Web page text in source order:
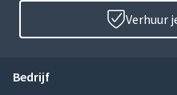
Verhuur
Bedrijf